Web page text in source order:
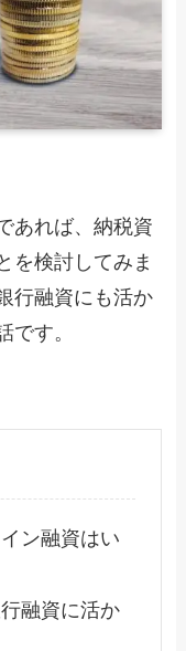
あれば、納税資
を検討してみま
行融資にも活か
です。
ン融資はい
融資に活か